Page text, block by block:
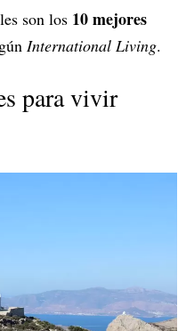
son los 10 mejores
International Living.
para vivir